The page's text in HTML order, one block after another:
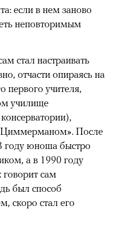
если в нем заново
неповторимым
стал настраивать
отчасти опираясь на
первого учителя,
училище
После
году юноша быстро
а в 1990 году
сам
был способ
скоро стал его